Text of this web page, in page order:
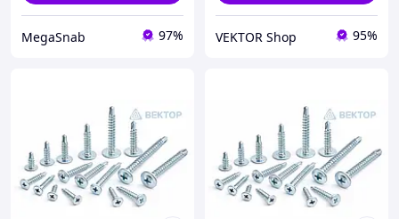
MegaSnab 97% VEKTOR Shop 95%